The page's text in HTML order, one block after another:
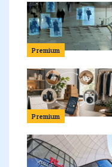
Premium
Premium